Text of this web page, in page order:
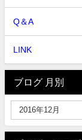
Q＆A
LINK
ブログ 月別